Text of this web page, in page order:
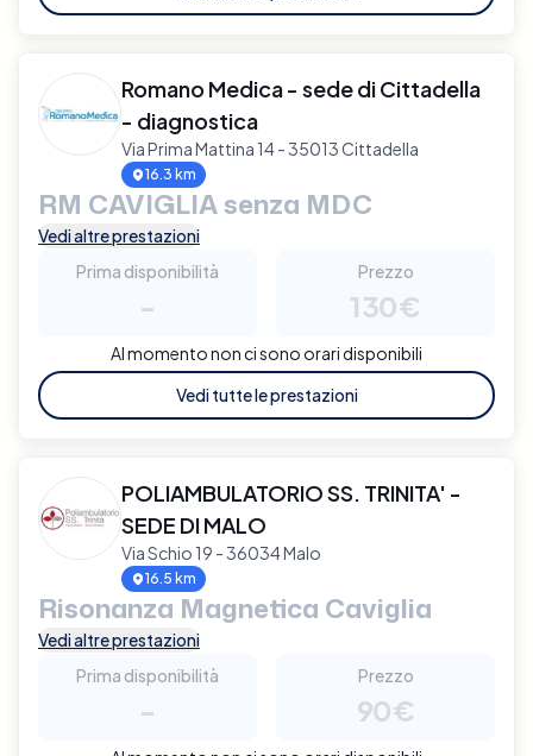
Romano Medica - sede di Cittadella
- diagnostica
Via Prima Mattina 14 - 35013 Cittadella
16.3 km
RM CAVIGLIA senza MDC
Vedi altre prestazioni
Prima disponibilità
-
Prezzo
130€
Al momento non ci sono orari disponibili
Vedi tutte le prestazioni
POLIAMBULATORIO SS. TRINITA' -
SEDE DI MALO
Via Schio 19 - 36034 Malo
16.5 km
Risonanza Magnetica Caviglia
Vedi altre prestazioni
Prima disponibilità
-
Prezzo
90€